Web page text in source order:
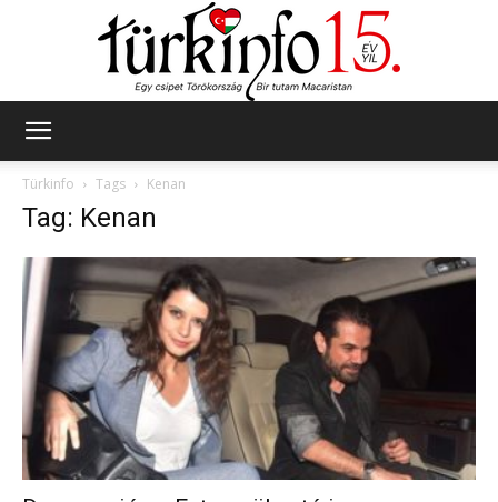
Türkinfo
Tags Kenan
Tag: Kenan